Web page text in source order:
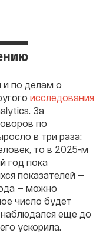
и по делам о
исследования
За
по
в три раза:
то в 2025-м
год пока
показателей —
— можно
число будет
наблюдался еще до
ускорила.